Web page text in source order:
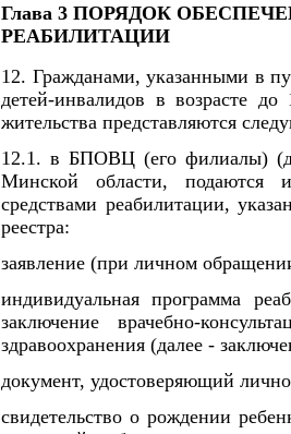
Глава 3 ПОРЯДОК
РЕАБИЛИТАЦИИ
12. Гражданами, указанными в
детей-инвалидов в возрасте
жительства представляются
12.1. в БПОВЦ (его филиалы)
Минской области, подаются
средствами реабилитации,
реестра:
заявление (при личном
индивидуальная программа
заключение врачебно-
здравоохранения (далее -
документ, удостоверяющий
свидетельство о рождении